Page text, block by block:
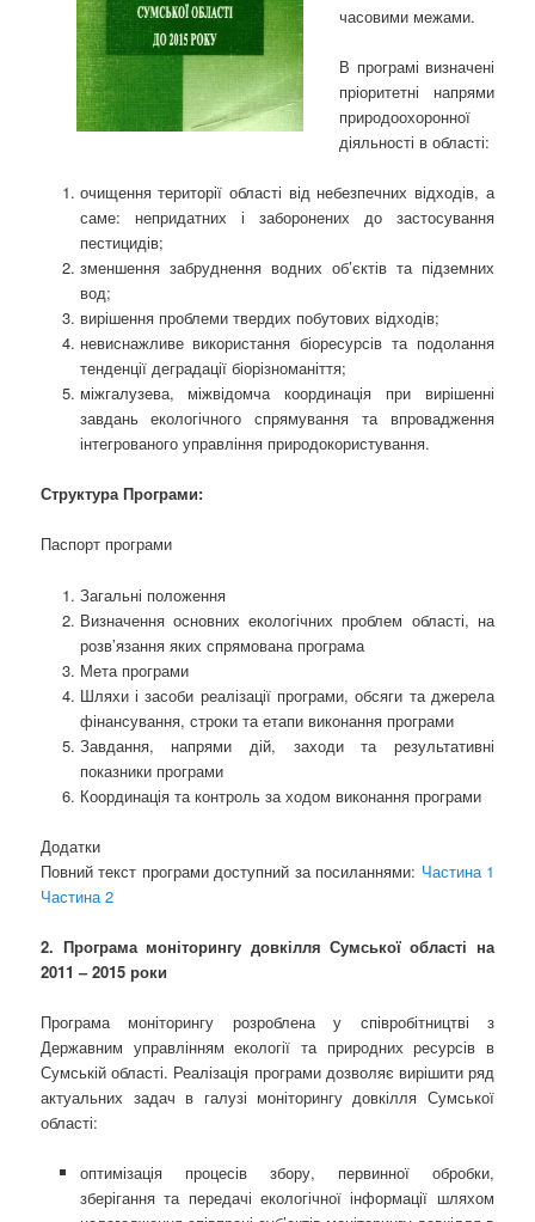
часовими межами.
В програмі визначені
пріоритетні напрями
природоохоронної
діяльності в області:
очищення території області від небезпечних відходів, а
саме: непридатних і заборонених до застосування
пестицидів;
зменшення забруднення водних об’єктів та підземних
вод;
вирішення проблеми твердих побутових відходів;
невиснажливе використання біоресурсів та подолання
тенденції деградації біорізноманіття;
міжгалузева, міжвідомча координація при вирішенні
завдань екологічного спрямування та впровадження
інтегрованого управління природокористування.
Структура Програми:
Паспорт програми
Загальні положення
Визначення основних екологічних проблем області, на
розв’язання яких спрямована програма
Мета програми
Шляхи і засоби реалізації програми, обсяги та джерела
фінансування, строки та етапи виконання програми
Завдання, напрями дій, заходи та результативні
показники програми
Координація та контроль за ходом виконання програми
Додатки
Повний текст програми доступний за посиланнями: Частина 1
Частина 2
2. Програма моніторингу довкілля Сумської області на
2011 – 2015 роки
Програма моніторингу розроблена у співробітництві з
Державним управлінням екології та природних ресурсів в
Сумській області. Реалізація програми дозволяє вирішити ряд
актуальних задач в галузі моніторингу довкілля Сумської
області:
оптимізація процесів збору, первинної обробки,
зберігання та передачі екологічної інформації шляхом